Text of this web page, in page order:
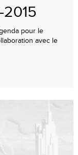
pour le
avec le